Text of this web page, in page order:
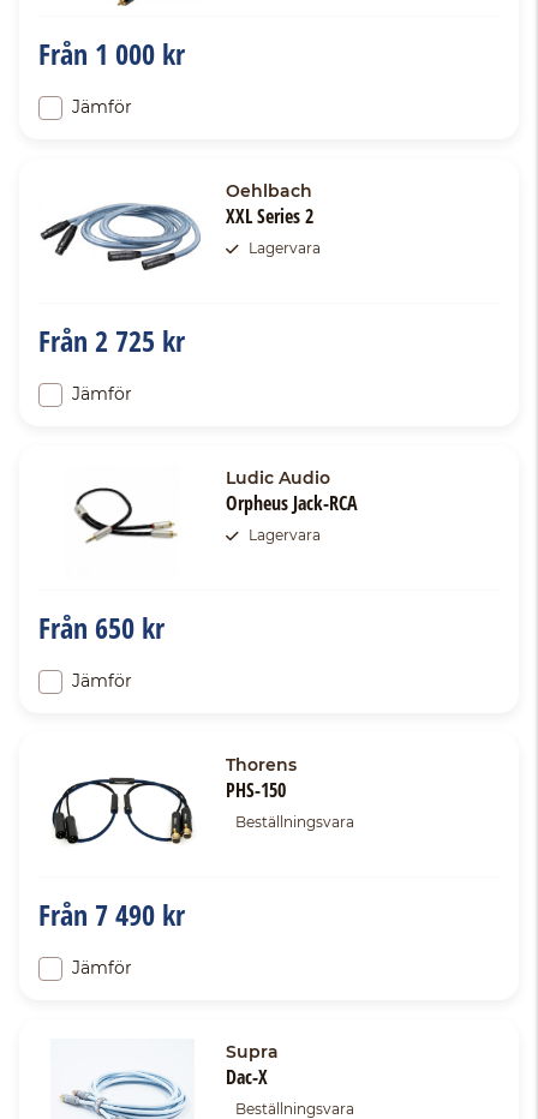
Från 1 000 kr
Jämför
Oehlbach
XXL Series 2
Lagervara
Från 2 725 kr
Jämför
Ludic Audio
Orpheus Jack-RCA
Lagervara
Från 650 kr
Jämför
Thorens
PHS-150
Beställningsvara
Från 7 490 kr
Jämför
Supra
Dac-X
Beställningsvara